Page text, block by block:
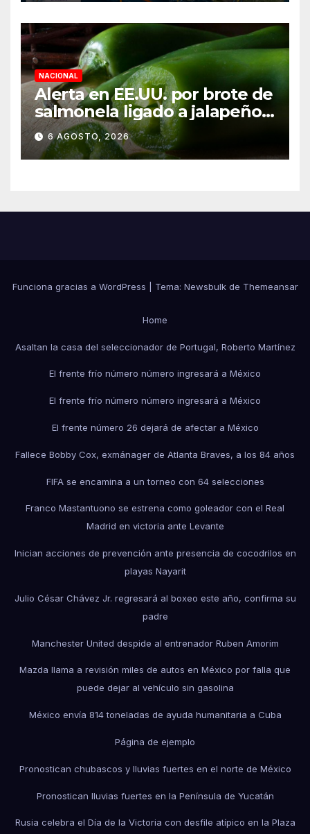
NACIONAL
Alerta en EE.UU. por brote de
salmonela ligado a jalapeños
mexicanos; reportan 345
casos
6 AGOSTO, 2026
Funciona gracias a WordPress Tema: Newsbulkde Themeansar
Home
Asaltan la casa del seleccionador de Portugal, Roberto Martínez
El frente frío número número ingresará a México
El frente frío número número ingresará a México
El frente número 26 dejará de afectar a México
Fallece Bobby Cox, exmánager de Atlanta Braves, a los 84 años
FIFA se encamina a un torneo con 64 selecciones
Franco Mastantuono se estrena como goleador con el Real
Madrid en victoria ante Levante
Inician acciones de prevención ante presencia de cocodrilos en
playas Nayarit
Julio César Chávez Jr. regresará al boxeo este año, confirma su
padre
Manchester United despide al entrenador Ruben Amorim
Mazda llama a revisión miles de autos en México por falla que
puede dejar al vehículo sin gasolina
México envía 814 toneladas de ayuda humanitaria a Cuba
Página de ejemplo
Pronostican chubascos y lluvias fuertes en el norte de México
Pronostican lluvias fuertes en la Península de Yucatán
Rusia celebra el Día de la Victoria con desfile atípico en la Plaza